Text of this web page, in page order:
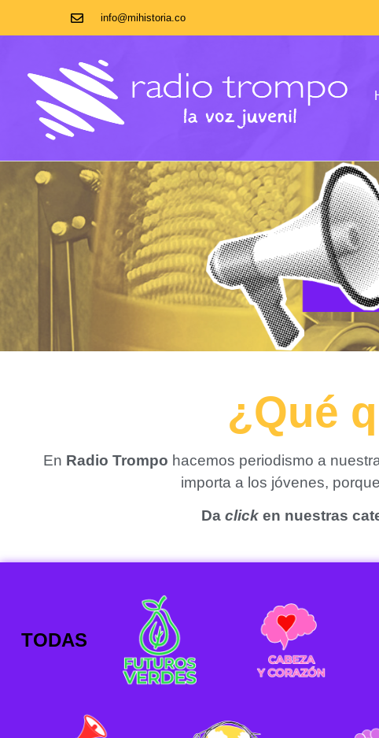
info@mihistoria.co
¿Qué
En Radio Trompo hacemos periodismo a
importa a los jóvenes,
Da clicken nuestras
TODAS